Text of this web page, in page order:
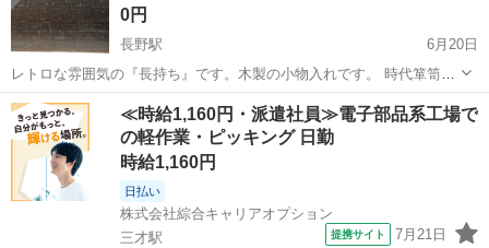
0円
長野駅
6月20日
レトロな雰囲気の『長持ち』です。木製の小物入れです。 時代箪笥の
ようなデザインで小物収納やインテリアのアクセントとしてお使いい
ただけます。 【サイズ】 素人による計測です。 誤差はご容赦くださ
い。 横：79cm 高さ...
長野 長野市 長野駅 カーペット/マット/ラグ
≪時給1,160円・派遣社員≫電子部品系工場で
の軽作業・ピッキング 日勤
時給1,160円
日払い
株式会社綜合キャリアオプション
三才駅
提携サイト 7月21日